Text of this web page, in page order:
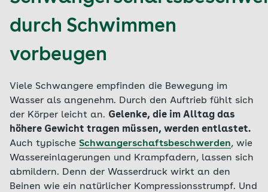
durch Schwimmen
vorbeugen
Viele Schwangere empfinden die Bewegung im
Wasser als angenehm. Durch den Auftrieb fühlt sich
der Körper leicht an. Gelenke, die im Alltag das
höhere Gewicht tragen müssen, werden entlastet.
Auch typische Schwangerschaftsbeschwerden, wie
Wassereinlagerungen und Krampfadern, lassen sich
abmildern. Denn der Wasserdruck wirkt an den
Beinen wie ein natürlicher Kompressionsstrumpf. Und